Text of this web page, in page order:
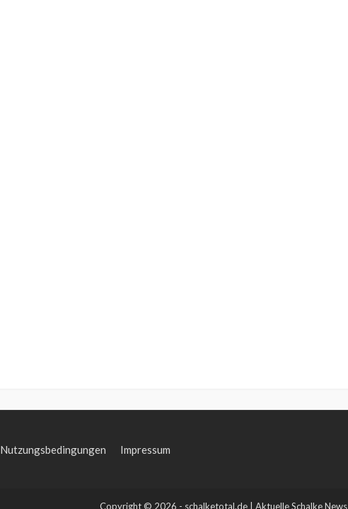
Nutzungsbedingungen Impressum
Copyright © 2026 - schalketotal.de | Aktuelle Schalke News